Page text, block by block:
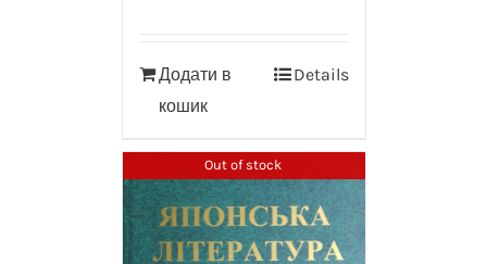
Додати в
кошик
Details
Out of stock